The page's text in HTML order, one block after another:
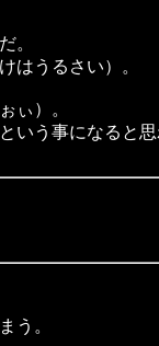
。
はうるさい）。
ぃ）。
いう事になると
う。